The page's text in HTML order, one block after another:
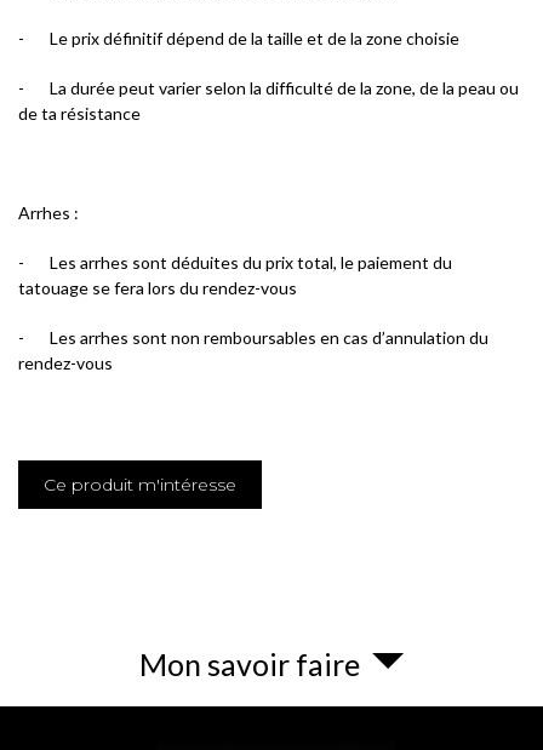
- Le prix définitif dépend de la taille et de la zone choisie
-
La durée peut varier selon la difficulté de la zone, de la peau ou
de ta résistance
Arrhes :
-
Les arrhes sont déduites du prix total, le paiement du
tatouage se fera lors du rendez-vous
-
Les arrhes sont non remboursables en cas d’annulation du
rendez-vous
Ce produit m'intéresse
Mon savoir faire